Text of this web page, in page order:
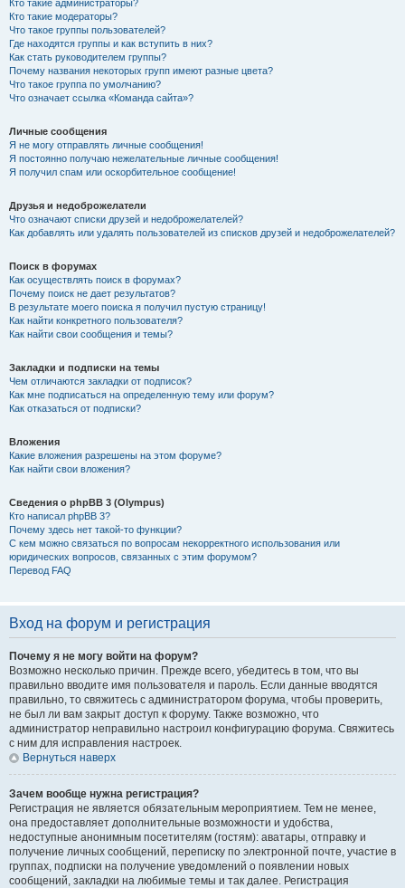
Кто такие администраторы?
Кто такие модераторы?
Что такое группы пользователей?
Где находятся группы и как вступить в них?
Как стать руководителем группы?
Почему названия некоторых групп имеют разные цвета?
Что такое группа по умолчанию?
Что означает ссылка «Команда сайта»?
Личные сообщения
Я не могу отправлять личные сообщения!
Я постоянно получаю нежелательные личные сообщения!
Я получил спам или оскорбительное сообщение!
Друзья и недоброжелатели
Что означают списки друзей и недоброжелателей?
Как добавлять или удалять пользователей из списков друзей и недоброжелателей?
Поиск в форумах
Как осуществлять поиск в форумах?
Почему поиск не дает результатов?
В результате моего поиска я получил пустую страницу!
Как найти конкретного пользователя?
Как найти свои сообщения и темы?
Закладки и подписки на темы
Чем отличаются закладки от подписок?
Как мне подписаться на определенную тему или форум?
Как отказаться от подписки?
Вложения
Какие вложения разрешены на этом форуме?
Как найти свои вложения?
Сведения о phpBB 3 (Olympus)
Кто написал phpBB 3?
Почему здесь нет такой-то функции?
С кем можно связаться по вопросам некорректного использования или
юридических вопросов, связанных с этим форумом?
Перевод FAQ
Вход на форум и регистрация
Почему я не могу войти на форум?
Возможно несколько причин. Прежде всего, убедитесь в том, что вы
правильно вводите имя пользователя и пароль. Если данные вводятся
правильно, то свяжитесь с администратором форума, чтобы проверить,
не был ли вам закрыт доступ к форуму. Также возможно, что
администратор неправильно настроил конфигурацию форума. Свяжитесь
с ним для исправления настроек.
Вернуться наверх
Зачем вообще нужна регистрация?
Регистрация не является обязательным мероприятием. Тем не менее,
она предоставляет дополнительные возможности и удобства,
недоступные анонимным посетителям (гостям): аватары, отправку и
получение личных сообщений, переписку по электронной почте, участие в
группах, подписки на получение уведомлений о появлении новых
сообщений, закладки на любимые темы и так далее. Регистрация